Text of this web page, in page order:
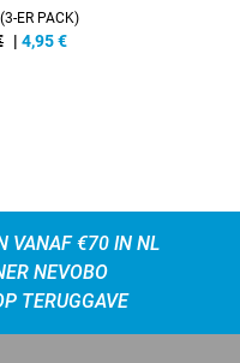
ER PACK)
| 4,95€
VANAF €70 IN NL
NEVOBO
TERUGGAVE